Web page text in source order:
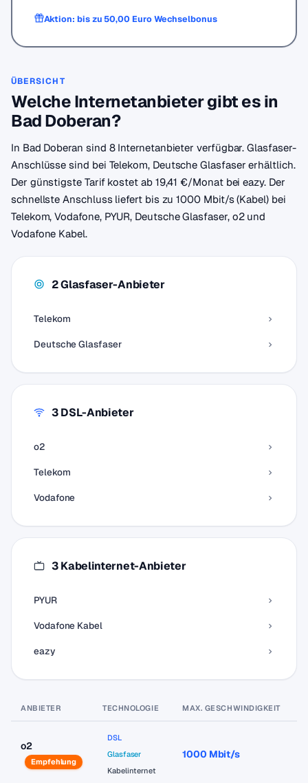
Aktion: bis zu 50,00 Euro Wechselbonus
ÜBERSICHT
Welche Internetanbieter gibt es in
Bad Doberan?
In Bad Doberan sind 8 Internetanbieter verfügbar. Glasfaser-
Anschlüsse sind bei Telekom, Deutsche Glasfaser erhältlich.
Der günstigste Tarif kostet ab 19,41 €/Monat bei eazy. Der
schnellste Anschluss liefert bis zu 1000 Mbit/s (Kabel) bei
Telekom, Vodafone, PYUR, Deutsche Glasfaser, o2 und
Vodafone Kabel.
2 Glasfaser-Anbieter
Telekom
Deutsche Glasfaser
3 DSL-Anbieter
o2
Telekom
Vodafone
3 Kabelinternet-Anbieter
PYUR
Vodafone Kabel
eazy
ANBIETER TECHNOLOGIE MAX. GESCHWINDIGKEIT
o2
Empfehlung
DSL
Glasfaser
Kabelinternet
1000 Mbit/s